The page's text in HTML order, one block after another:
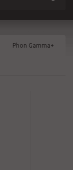
Phon Gamma+